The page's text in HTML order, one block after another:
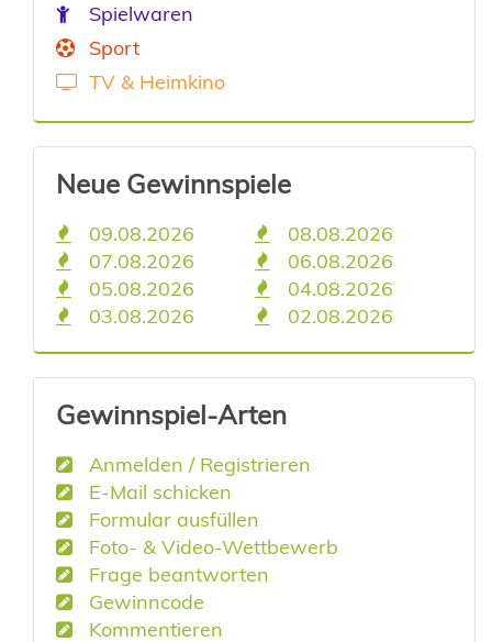
Spielwaren
Sport
TV & Heimkino
Neue Gewinnspiele
09.08.2026
08.08.2026
07.08.2026
06.08.2026
05.08.2026
04.08.2026
03.08.2026
02.08.2026
Gewinnspiel-Arten
Anmelden / Registrieren
E-Mail schicken
Formular ausfüllen
Foto- & Video-Wettbewerb
Frage beantworten
Gewinncode
Kommentieren